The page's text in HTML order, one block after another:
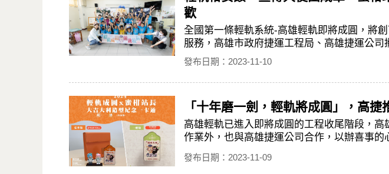
歡
全國第一條輕軌系統-高雄輕軌即將成圓，將
服務，高雄市政府捷運工程局、高雄捷運公司
發布日期：2023-11-10
「十年磨一劍，輕軌將成圓」，高
高雄輕軌已進入即將成圓的工程收尾階段，
作業外，也與高雄捷運公司合作，以辦喜事的
發布日期：2023-11-09